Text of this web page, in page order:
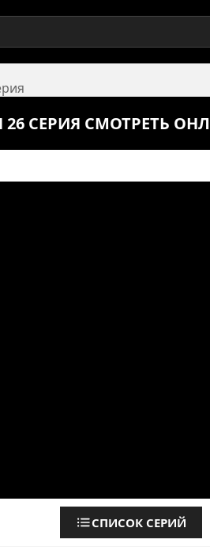
СЕРИЯ СМОТРЕТЬ
СПИСОК СЕРИЙ